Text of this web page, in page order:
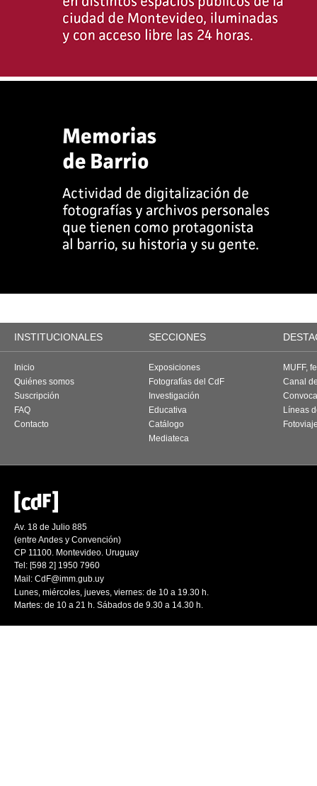
INSTITUCIONALES SECCIONES
Inicio
Quiénes somos
Suscripción
FAQ
Contacto
Exposiciones
Fotografías del CdF
Investigación
Educativa
Catálogo
Mediateca
MUFF,
Canal
Líneas
Av. 18 de Julio 885
(entre Andes y Convención)
CP 11100. Montevideo. Uruguay
Tel: [598 2] 1950 7960
Mail: CdF@imm.gub.uy
Lunes, miércoles, jueves, viernes: de 10 a 19.30 h.
Martes: de 10 a 21 h. Sábados de 9.30 a 14.30 h.